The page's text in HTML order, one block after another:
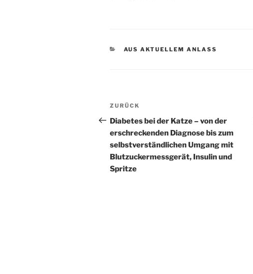
KATEGORIEN
AUS AKTUELLEM ANLASS
Beitragsnavigation
Vorheriger
Beitrag
ZURÜCK
Diabetes bei der Katze – von der
erschreckenden Diagnose bis zum
selbstverständlichen Umgang mit
Blutzuckermessgerät, Insulin und
Spritze